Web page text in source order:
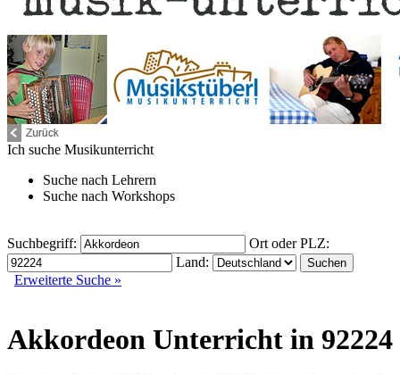
Ich suche Musikunterricht
Suche nach Lehrern
Suche nach Workshops
Suchbegriff:
Ort oder PLZ:
Land:
Erweiterte Suche »
Akkordeon Unterricht in 92224